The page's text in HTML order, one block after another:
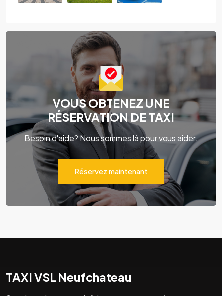
VOUS OBTENEZ UNE
RÉSERVATION DE TAXI
Besoin d'aide? Nous sommes là pour vous aider.
Réservez maintenant
TAXI VSL Neufchateau